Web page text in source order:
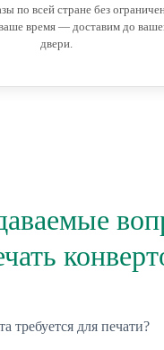
по всей стране без
время — доставим до
двери.
требуется для печати?